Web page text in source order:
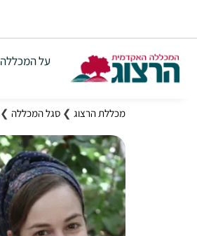
על המכללה
מכללת הרצוג ❯ סגל המכללה ❯